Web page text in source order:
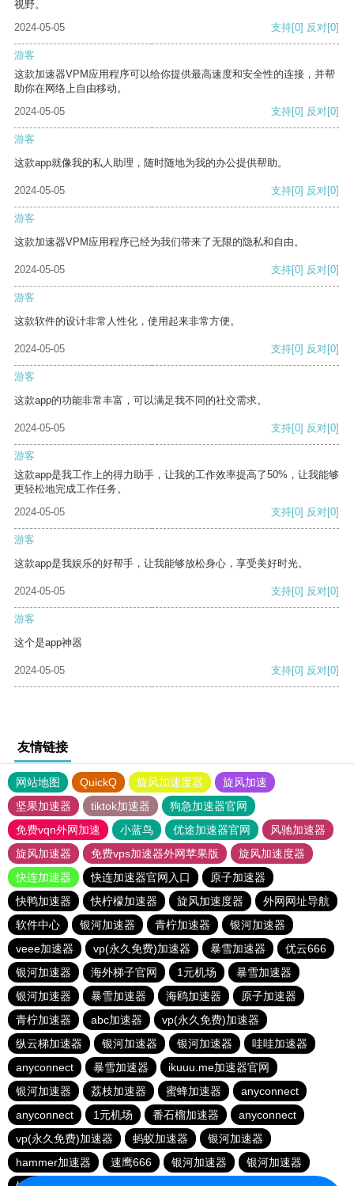
视野。
2024-05-05
支持[0] 反对[0]
游客
这款加速器VPM应用程序可以给你提供最高速度和安全性的连接，并帮
助你在网络上自由移动。
2024-05-05
支持[0] 反对[0]
游客
这款app就像我的私人助理，随时随地为我的办公提供帮助。
2024-05-05 支持[0] 反对[0]
游客
这款加速器VPM应用程序已经为我们带来了无限的隐私和自由。
2024-05-05 支持[0] 反对[0]
游客
这款软件的设计非常人性化，使用起来非常方便。
2024-05-05 支持[0] 反对[0]
游客
这款app的功能非常丰富，可以满足我不同的社交需求。
2024-05-05 支持[0] 反对[0]
游客
这款app是我工作上的得力助手，让我的工作效率提高了50%，让我能够
更轻松地完成工作任务。
2024-05-05
支持[0] 反对[0]
游客
这款app是我娱乐的好帮手，让我能够放松身心，享受美好时光。
2024-05-05 支持[0] 反对[0]
游客
这个是app神器
2024-05-05 支持[0] 反对[0]
友情链接
网站地图 QuickQ 旋风加速度器
旋风加速
坚果加速器
tiktok加速器
狗急加速器官网
免费vqn外网加速
小蓝鸟 优途加速器官网
风驰加速器
旋风加速器
免费vps加速器外网苹果版
旋风加速度器
快连加速器
快连加速器官网入口
原子加速器
快鸭加速器
快柠檬加速器 旋风加速度器
外网网址导航
软件中心
银河加速器 青柠加速器
银河加速器
veee加速器
vp(永久免费)加速器 暴雪加速器
优云666
银河加速器
海外梯子官网 1元机场
暴雪加速器
银河加速器
暴雪加速器 海鸥加速器
原子加速器
青柠加速器
abc加速器
vp(永久免费)加速器
纵云梯加速器
银河加速器 银河加速器
哇哇加速器
anyconnect
暴雪加速器
ikuuu.me加速器官网
银河加速器
荔枝加速器 蜜蜂加速器
anyconnect
anyconnect
1元机场 番石榴加速器
anyconnect
vp(永久免费)加速器
蚂蚁加速器
银河加速器
hammer加速器
速鹰666 银河加速器
银河加速器